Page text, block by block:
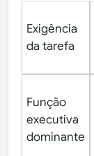
Exigência
da tarefa
Função
executiva
dominante